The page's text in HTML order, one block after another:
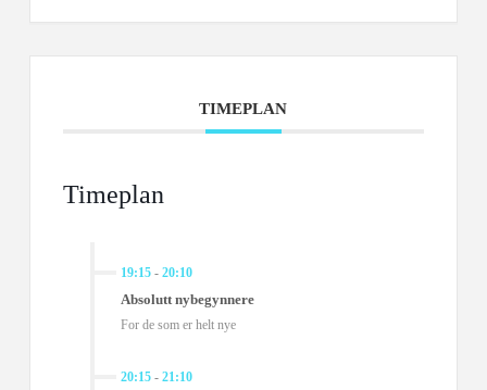
TIMEPLAN
Timeplan
19:15- 20:10
Absolutt nybegynnere
For de som er helt nye
20:15- 21:10